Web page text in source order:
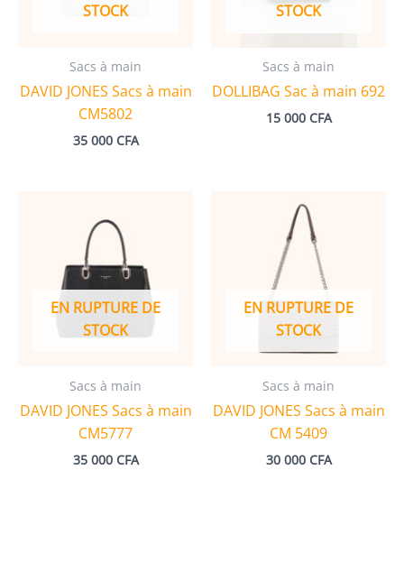
STOCK
Sacs à main
DAVID JONES Sacs à main
CM5802
35 000 CFA
STOCK
Sacs à main
DOLLIBAG Sac à main 692
15 000 CFA
EN RUPTURE DE
STOCK
Sacs à main
DAVID JONES Sacs à main
CM5777
35 000 CFA
EN RUPTURE DE
STOCK
Sacs à main
DAVID JONES Sacs à main
CM 5409
30 000 CFA